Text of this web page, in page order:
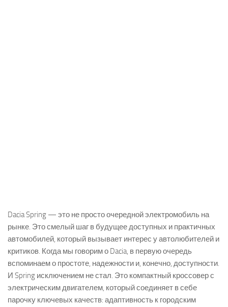
Dacia Spring — это не просто очередной электромобиль на
рынке. Это смелый шаг в будущее доступных и практичных
автомобилей, который вызывает интерес у автолюбителей и
критиков. Когда мы говорим о Dacia, в первую очередь
вспоминаем о простоте, надежности и, конечно, доступности.
И Spring исключением не стал. Это компактный кроссовер с
электрическим двигателем, который соединяет в себе
парочку ключевых качеств: адаптивность к городским